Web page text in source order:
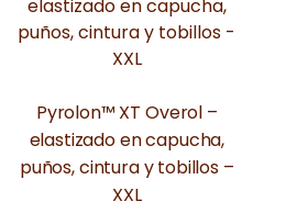
Pyrolon™ XT Overol –
elastizado en capucha,
puños, cintura y tobillos –
XXL